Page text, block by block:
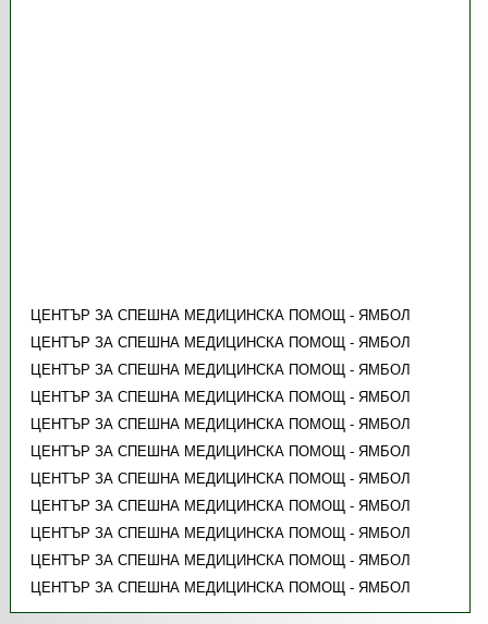
ЦЕНТЪР ЗА СПЕШНА МЕДИЦИНСКА ПОМОЩ - ЯМБОЛ
ЦЕНТЪР ЗА СПЕШНА МЕДИЦИНСКА ПОМОЩ - ЯМБОЛ
ЦЕНТЪР ЗА СПЕШНА МЕДИЦИНСКА ПОМОЩ - ЯМБОЛ
ЦЕНТЪР ЗА СПЕШНА МЕДИЦИНСКА ПОМОЩ - ЯМБОЛ
ЦЕНТЪР ЗА СПЕШНА МЕДИЦИНСКА ПОМОЩ - ЯМБОЛ
ЦЕНТЪР ЗА СПЕШНА МЕДИЦИНСКА ПОМОЩ - ЯМБОЛ
ЦЕНТЪР ЗА СПЕШНА МЕДИЦИНСКА ПОМОЩ - ЯМБОЛ
ЦЕНТЪР ЗА СПЕШНА МЕДИЦИНСКА ПОМОЩ - ЯМБОЛ
ЦЕНТЪР ЗА СПЕШНА МЕДИЦИНСКА ПОМОЩ - ЯМБОЛ
ЦЕНТЪР ЗА СПЕШНА МЕДИЦИНСКА ПОМОЩ - ЯМБОЛ
ЦЕНТЪР ЗА СПЕШНА МЕДИЦИНСКА ПОМОЩ - ЯМБОЛ